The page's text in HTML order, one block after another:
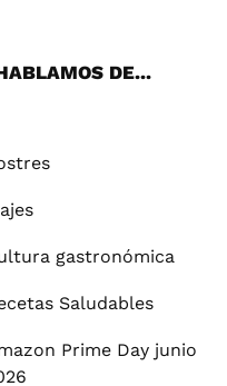
DE...
gastronómica
Saludables
Prime Day junio